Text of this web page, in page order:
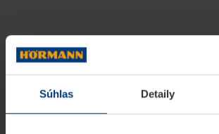
Súhlas Detaily